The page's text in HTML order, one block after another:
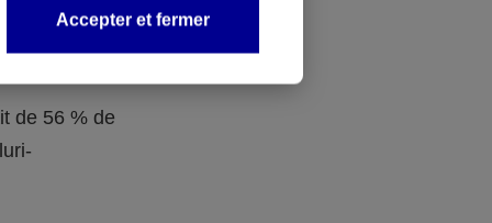
de 56 % de
Accepter et fermer